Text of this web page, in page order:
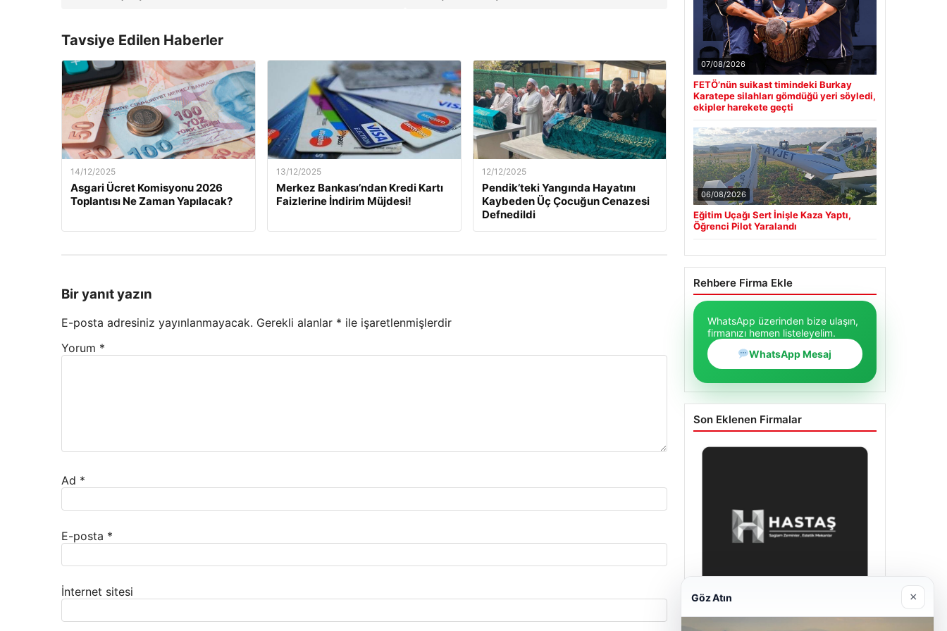
Tavsiye Edilen Haberler
14/12/2025
Asgari Ücret Komisyonu 2026
Toplantısı Ne Zaman Yapılacak?
13/12/2025
Merkez Bankası’ndan Kredi Kartı
Faizlerine İndirim Müjdesi!
12/12/2025
Pendik’teki Yangında Hayatını
Kaybeden Üç Çocuğun Cenazesi
Defnedildi
Bir yanıt yazın
E-posta adresiniz yayınlanmayacak. Gerekli alanlar * ile işaretlenmişlerdir
Yorum *
Ad *
E-posta *
İnternet sitesi
07/08/2026
FETÖ’nün suikast timindeki Burkay
Karatepe silahları gömdüğü yeri söyledi,
ekipler harekete geçti
06/08/2026
Eğitim Uçağı Sert İnişle Kaza Yaptı,
Öğrenci Pilot Yaralandı
Rehbere Firma Ekle
WhatsApp üzerinden bize ulaşın,
firmanızı hemen listeleyelim.
WhatsApp Mesaj
Son Eklenen Firmalar
Göz Atın ×